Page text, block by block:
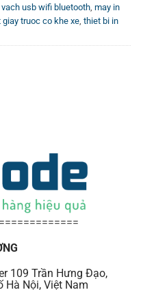
usb wifi bluetooth, may in
truoc co khe xe, thiet bi in
109 Trần Hưng Đạo,
Hà Nội, Việt Nam